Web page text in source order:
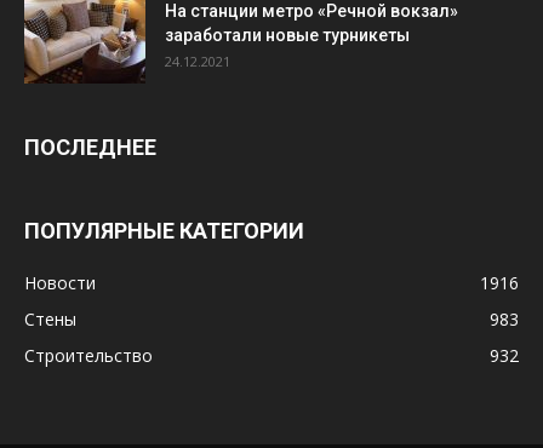
На станции метро «Речной вокзал»
заработали новые турникеты
24.12.2021
ПОСЛЕДНЕЕ
ПОПУЛЯРНЫЕ КАТЕГОРИИ
Новости
1916
Стены
983
Строительство
932